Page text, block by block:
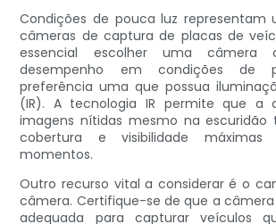
Condições de pouca luz representam
câmeras de captura de placas de
essencial escolher uma câmera
desempenho em condições de
preferência uma que possua
(IR). A tecnologia IR permite que a
imagens nítidas mesmo na escuridão
cobertura e visibilidade
momentos.
Outro recurso vital a considerar é o
câmera. Certifique-se de que a
adequada para capturar veículos